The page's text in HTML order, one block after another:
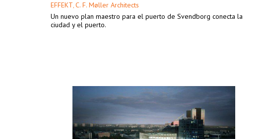
EFFEKT, C. F. Møller Architects
Un nuevo plan maestro para el puerto de Svendborg conecta la
ciudad y el puerto.